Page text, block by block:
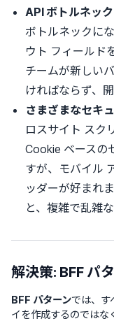
API ボトルネック
ボトルネックに
ウト フィールド
チームが新しい
ければならず、
さまざまなセキ
ロスサイト スク
Cookie ベースの
すが、モバイル
ッダーが好まれ
と、複雑で乱雑
解決策: BFF パ
BFF パターンでは、す
イを作成するのではな